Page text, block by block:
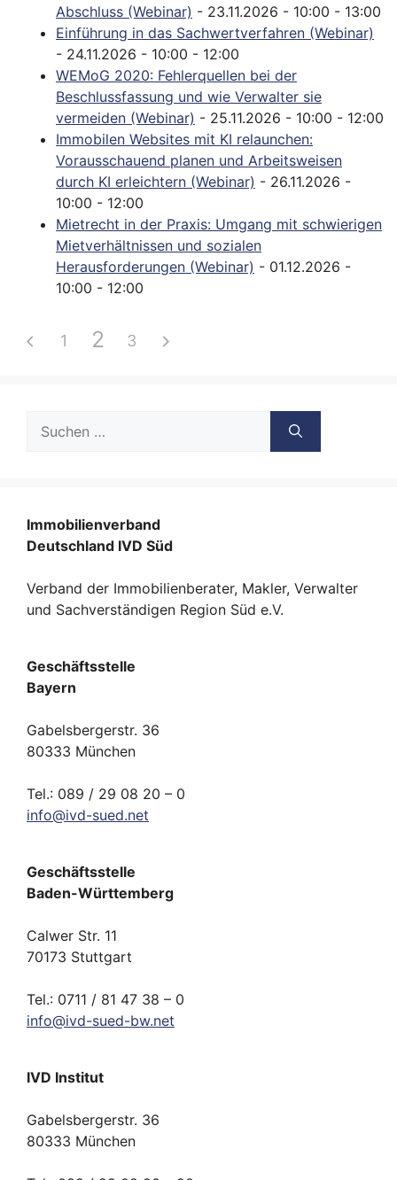
Abschluss (Webinar) - 23.11.2026 - 10:00 - 13:00
Einführung in das Sachwertverfahren (Webinar)
- 24.11.2026 - 10:00 - 12:00
WEMoG 2020: Fehlerquellen bei der
Beschlussfassung und wie Verwalter sie
vermeiden (Webinar) - 25.11.2026 - 10:00 - 12:00
Immobilen Websites mit KI relaunchen:
Vorausschauend planen und Arbeitsweisen
durch KI erleichtern (Webinar) - 26.11.2026 -
10:00 - 12:00
Mietrecht in der Praxis: Umgang mit schwierigen
Mietverhältnissen und sozialen
Herausforderungen (Webinar) - 01.12.2026 -
10:00 - 12:00
1 2 3
nach:
Immobilienverband
Deutschland IVD Süd
Verband der Immobilienberater, Makler, Verwalter
und Sachverständigen Region Süd e.V.
Geschäftsstelle
Bayern
Gabelsbergerstr. 36
80333 München
Tel.: 089 / 29 08 20 – 0
info@ivd-sued.net
Geschäftsstelle
Baden-Württemberg
Calwer Str. 11
70173 Stuttgart
Tel.: 0711 / 81 47 38 – 0
info@ivd-sued-bw.net
IVD Institut
Gabelsbergerstr. 36
80333 München